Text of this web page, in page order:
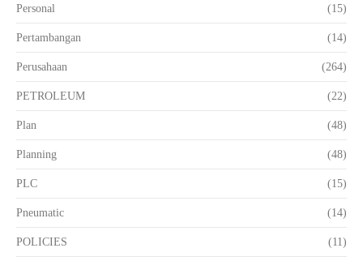
Personal (15)
Pertambangan (14)
Perusahaan (264)
PETROLEUM (22)
Plan (48)
Planning (48)
PLC (15)
Pneumatic (14)
POLICIES (11)